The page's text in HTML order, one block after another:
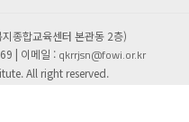
종합교육센터 본관동 2층)
| 이메일 : qkrrjsn@fowi.or.kr
All right reserved.